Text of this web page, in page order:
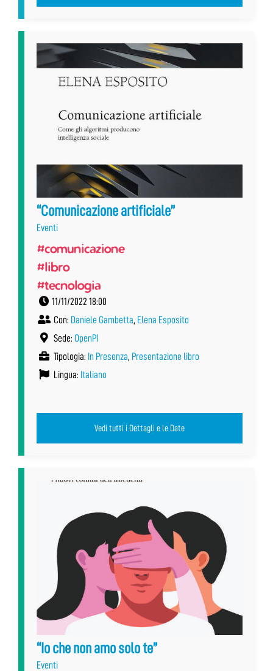
“Comunicazione artificiale”
Eventi
#comunicazione
#libro
#tecnologia
11/11/2022 18:00
Con: Daniele Gambetta, Elena Esposito
Sede: OpenPI
Tipologia: In Presenza, Presentazione libro
Lingua: Italiano
Vedi tutti i Dettagli e le Date
“Io che non amo solo te”
Eventi